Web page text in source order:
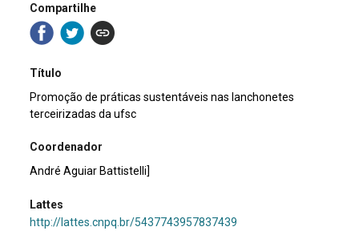
Compartilhe
Título
Promoção de práticas sustentáveis nas lanchonetes
terceirizadas da ufsc
Coordenador
André Aguiar Battistelli]
Lattes
http://lattes.cnpq.br/5437743957837439